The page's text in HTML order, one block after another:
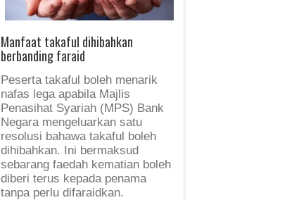
Manfaat takaful dihibahkan
berbanding faraid
Peserta takaful boleh menarik
nafas lega apabila Majlis
Penasihat Syariah (MPS) Bank
Negara mengeluarkan satu
resolusi bahawa takaful boleh
dihibahkan. Ini bermaksud
sebarang faedah kematian boleh
diberi terus kepada penama
tanpa perlu difaraidkan.